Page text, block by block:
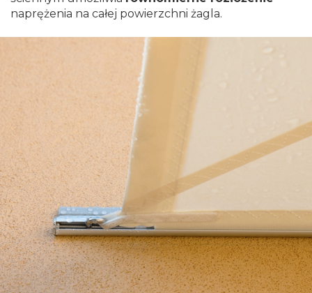
naprężenia na całej powierzchni żagla.